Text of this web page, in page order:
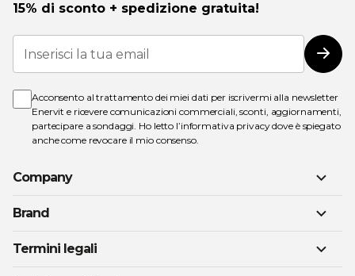
15% di sconto + spedizione gratuita!
Iscriviti
alla
nostra
Acconsento al trattamento dei miei dati per iscrivermi alla newsletter
Enervit e ricevere comunicazioni commerciali, sconti, aggiornamenti,
partecipare a sondaggi. Ho letto l’informativa privacydove è spiegato
anche come revocare il mio consenso.
Company
Brand
Termini legali